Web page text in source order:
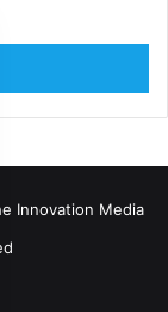
Innovation Media